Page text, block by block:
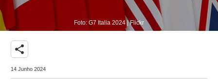
Foto: G7 Italia 2024 | Flickr
share
14 Junho 2024